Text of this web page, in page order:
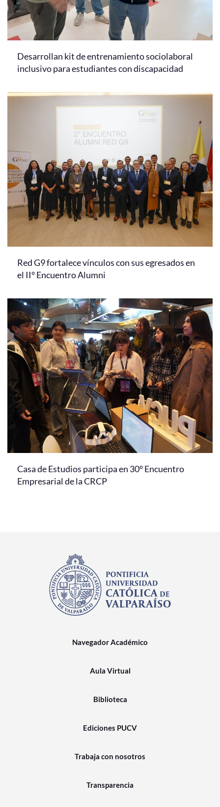
Desarrollan kit de entrenamiento sociolaboral
inclusivo para estudiantes con discapacidad
Red G9 fortalece vínculos con sus egresados en
el II° Encuentro Alumni
Casa de Estudios participa en 30° Encuentro
Empresarial de la CRCP
Navegador Académico
Aula Virtual
Biblioteca
Ediciones PUCV
Trabaja con nosotros
Transparencia